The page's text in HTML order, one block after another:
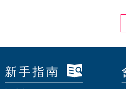
新手指南